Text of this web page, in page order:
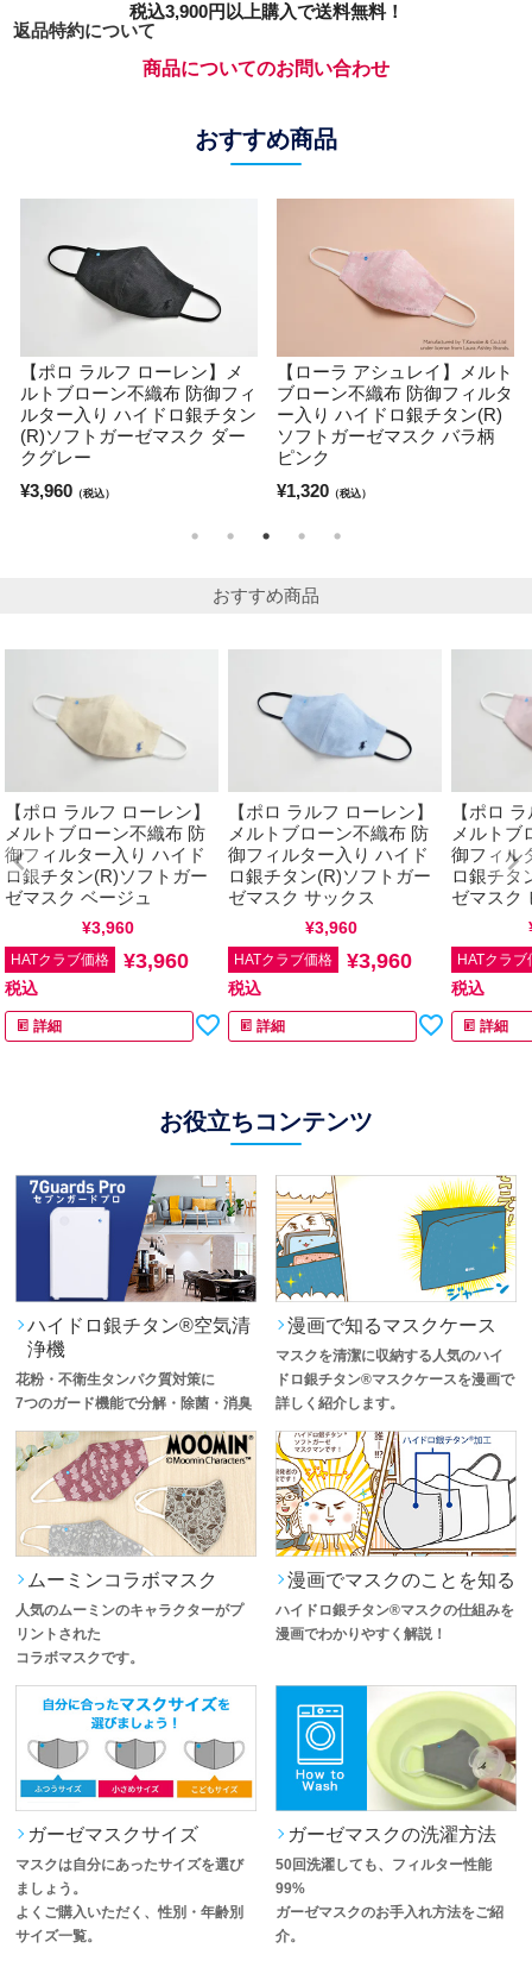
税込3,900円以上購入で送料無料！
返品特約について
商品についてのお問い合わせ
おすすめ商品
【ポロ ラルフ ローレン】メ
ルトブローン不織布 防御フィ
ルター入り ハイドロ銀チタン
(R)ソフトガーゼマスク ダー
クグレー
¥3,960（税込）
【ローラ アシュレイ】メルト
ブローン不織布 防御フィルタ
ー入り ハイドロ銀チタン(R)
ソフトガーゼマスク バラ柄
ピンク
¥1,320（税込）
おすすめ商品
【ポロ ラルフ ローレン】
メルトブローン不織布 防
御フィルター入り ハイド
ロ銀チタン(R)ソフトガー
ゼマスク ベージュ
¥3,960
HATクラブ価格 ¥3,960
税込
詳細
【ポロ ラルフ ローレン】
メルトブローン不織布 防
御フィルター入り ハイド
ロ銀チタン(R)ソフトガー
ゼマスク サックス
¥3,960
HATクラブ価格 ¥3,960
税込
詳細
【ポロ
メルトブ
御フィル
ロ銀チタ
ゼマスク
HATクラブ
税込
詳細
お役立ちコンテンツ
ハイドロ銀チタン®空気清
浄機
花粉・不衛生タンパク質対策に
7つのガード機能で分解・除菌・消臭
漫画で知るマスクケース
マスクを清潔に収納する人気のハイ
ドロ銀チタン®マスクケースを漫画で
詳しく紹介します。
ムーミンコラボマスク
人気のムーミンのキャラクターがプ
リントされた
コラボマスクです。
漫画でマスクのことを知る
ハイドロ銀チタン®マスクの仕組みを
漫画でわかりやすく解説！
ガーゼマスクサイズ
マスクは自分にあったサイズを選び
ましょう。
よくご購入いただく、性別・年齢別
サイズ一覧。
ガーゼマスクの洗濯方法
50回洗濯しても、フィルター性能
99%
ガーゼマスクのお手入れ方法をご紹
介。